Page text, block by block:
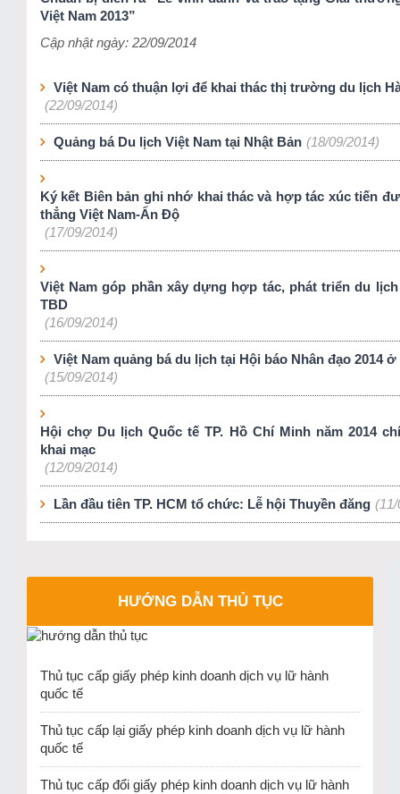
Việt Nam 2013”
Cập nhật ngày: 22/09/2014
Việt Nam có thuận lợi để khai thác thị trường du lịch
(22/09/2014)
Quảng bá Du lịch Việt Nam tại Nhật Bản (18/09/2014)
Ký kết Biên bản ghi nhớ khai thác và hợp tác xúc tiến
thẳng Việt Nam-Ấn Độ
(17/09/2014)
Việt Nam góp phần xây dựng hợp tác, phát triển du
TBD
(16/09/2014)
Việt Nam quảng bá du lịch tại Hội báo Nhân đạo 2014 ở
(15/09/2014)
Hội chợ Du lịch Quốc tế TP. Hồ Chí Minh năm 2014
khai mạc
(12/09/2014)
Lần đầu tiên TP. HCM tổ chức: Lễ hội Thuyền đăng (11/
HƯỚNG DẪN THỦ TỤC
Thủ tục cấp giấy phép kinh doanh dịch vụ lữ hành
quốc tế
Thủ tục cấp lại giấy phép kinh doanh dịch vụ lữ hành
quốc tế
Thủ tục cấp đổi giấy phép kinh doanh dịch vụ lữ hành